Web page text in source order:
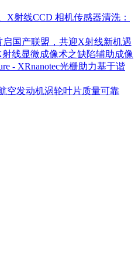
X射线CCD 相机传感器清洗：
国产联盟，共迎X射线新机遇
线显微成像术之缺陷辅助成像
- XRnanotec光栅助力基于谐
空发动机涡轮叶片质量可靠